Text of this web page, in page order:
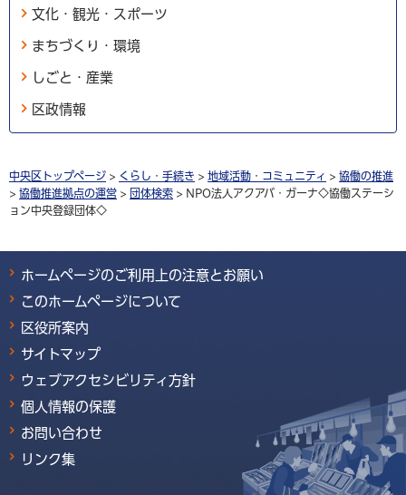
文化・観光・スポーツ
まちづくり・環境
しごと・産業
区政情報
中央区トップページ > くらし・手続き > 地域活動・コミュニティ > 協働の推進
> 協働推進拠点の運営 > 団体検索 > NPO法人アクアバ・ガーナ◇協働ステーシ
ョン中央登録団体◇
ホームページのご利用上の注意とお願い
このホームページについて
区役所案内
サイトマップ
ウェブアクセシビリティ方針
個人情報の保護
お問い合わせ
リンク集